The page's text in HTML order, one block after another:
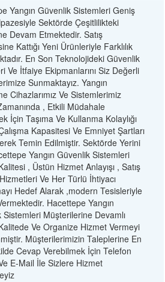
Yangın Güvenlik Sistemleri Geniş
Sektörde Çeşitlilikteki
Devam Etmektedir. Satış
Kattığı Yeni Ürünleriyle Farklılık
En Son Teknolojideki Güvenlik
Ve İtfaiye Ekipmanlarını Siz Değerli
Sunmaktayız. Yangın
Cihazlarımız Ve Sistemlerimiz
, Etkili Müdahale
İçin Taşıma Ve Kullanma Kolaylığı
Kapasitesi Ve Emniyet Şartları
Temin Edilmiştir. Sektörde Yerini
Yangın Güvenlik Sistemleri
, Üstün Hizmet Anlayışı , Satış
Ve Her Türlü İhtiyacı
Hedef Alarak ,modern Tesisleriyle
Hacettepe Yangın
Sistemleri Müşterilerine Devamlı
Ve Organize Hizmet Vermeyi
Müşterilerimizin Taleplerine En
Cevap Verebilmek İçin Telefon
E-Mail İle Sizlere Hizmet